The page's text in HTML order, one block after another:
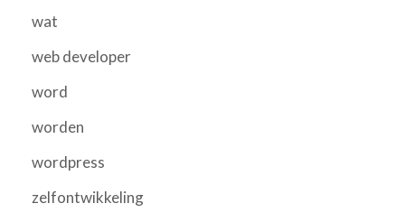
wat
web developer
word
worden
wordpress
zelfontwikkeling